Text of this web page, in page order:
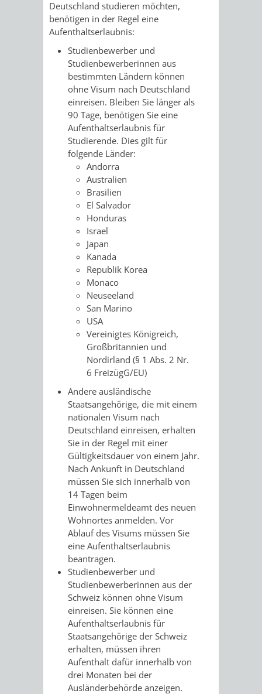
HILFE
MENSCHEN
MIT
BEHINDERUNG
MENSCHEN
MIT
DEMENZ
MIGRANTEN
FLÜCHTLINGE
BAUHERREN
BAUHERRENBERATUNG
GRUNDSTÜCKSWERTERMITTLUNG
DENKMALSCHUTZ
AUFGABEN
DER
UNTEREN
DENKMALSCHUTZBEHÖRDE
STEUERVORTEILE
SATZUNGEN
IM
BEREICH
DENKMALSCHUTZ
GENEHMIGUNGSVERFAHREN
TAG
DES
OFFENEN
DENKMALS
VERKAUF
STÄDTISCHER
STÄDTISCHER
HÄUSER
/
LIEGENSCHAFTEN
ABWASSERBESEITIGUNG
ERSCHLIESSUNGSBEITRAG
ANTRAGSVERFAHREN
VERMIETE
DOCH
AN
DEINE
STADT
WIEDERVERMIETUNGSPRÄMIE
TAGESORDNUNG
SITZUNGSUNTERLAGEN
UMLEGUNGSAUSSCHUSS
BERATENDE
AUSSCHÜSSE
UND
AMT
FÜR
Deutschland studieren möchten,
benötigen in der Regel eine
Aufenthaltserlaubnis:
Studienbewerber und
Studienbewerberinnen aus
bestimmten Ländern können
ohne Visum nach Deutschland
einreisen. Bleiben Sie länger als
90 Tage, benötigen Sie eine
Aufenthaltserlaubnis für
Studierende. Dies gilt für
folgende Länder:
Andorra
Australien
Brasilien
El Salvador
Honduras
Israel
Japan
Kanada
Republik Korea
Monaco
Neuseeland
San Marino
USA
Vereinigtes Königreich,
Großbritannien und
Nordirland (§ 1 Abs. 2 Nr.
6 FreizügG/EU)
Andere ausländische
Staatsangehörige, die mit einem
nationalen Visum nach
Deutschland einreisen, erhalten
Sie in der Regel mit einer
Gültigkeitsdauer von einem Jahr.
Nach Ankunft in Deutschland
müssen Sie sich innerhalb von
14 Tagen beim
Einwohnermeldeamt des neuen
Wohnortes anmelden. Vor
Ablauf des Visums müssen Sie
eine Aufenthaltserlaubnis
beantragen.
Studienbewerber und
Studienbewerberinnen aus der
Schweiz können ohne Visum
einreisen. Sie können eine
Aufenthaltserlaubnis für
Staatsangehörige der Schweiz
erhalten, müssen ihren
Aufenthalt dafür innerhalb von
drei Monaten bei der
Ausländerbehörde anzeigen.